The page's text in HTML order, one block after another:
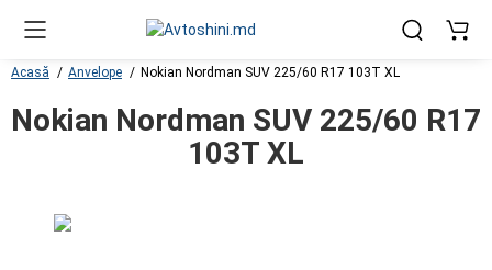
Acasă Anvelope Nokian Nordman SUV 225/60 R17 103T XL
Nokian Nordman SUV 225/60 R17
103T XL